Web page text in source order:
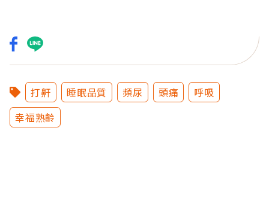
打鼾 睡眠品質 頻尿 頭痛
呼吸
幸福熟齡